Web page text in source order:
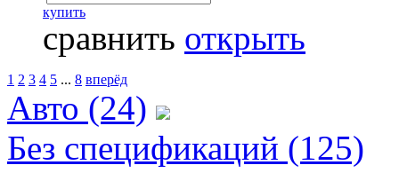
купить
сравнить открыть
1 2 3 4 5 ... 8 вперёд
Авто (24)
Без спецификаций (125)